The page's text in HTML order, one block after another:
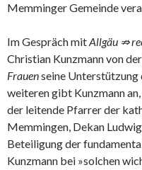
Memminger Gemeinde
Im Gespräch mitAllgäu ⇏
Christian Kunzmann von
Frauenseine Unterstützung
weiteren gibt Kunzmann
der leitende Pfarrer der
Memmingen, Dekan
Beteiligung der
Kunzmann bei »solchen